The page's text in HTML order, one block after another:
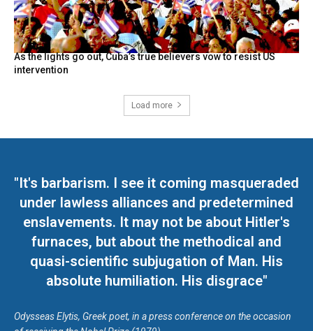
As the lights go out, Cuba’s true believers vow to resist US
intervention
Load more
"It's barbarism. I see it coming masqueraded
under lawless alliances and predetermined
enslavements. It may not be about Hitler's
furnaces, but about the methodical and
quasi-scientific subjugation of Man. His
absolute humiliation. His disgrace"
Odysseas Elytis, Greek poet, in a press conference on the occasion